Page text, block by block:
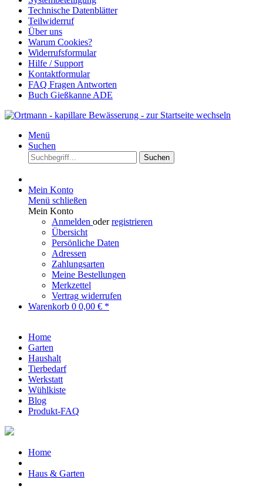
Technische Datenblätter
Teilwiderruf
Über uns
Warum Cookies?
Widerrufsformular
Hilfe / Support
Kontaktformular
FAQ Fragen Antworten
Buch Gießkanne ADE
Menü
Suchen
Suchen
Mein Konto
Menü schließen
Mein Konto
Anmelden oderregistrieren
Übersicht
Persönliche Daten
Adressen
Zahlungsarten
Meine Bestellungen
Merkzettel
Vertrag widerrufen
Warenkorb 0 0,00 € *
Home
Garten
Haushalt
Tierbedarf
Werkstatt
Wühlkiste
Blog
Produkt-FAQ
Home
Haus & Garten